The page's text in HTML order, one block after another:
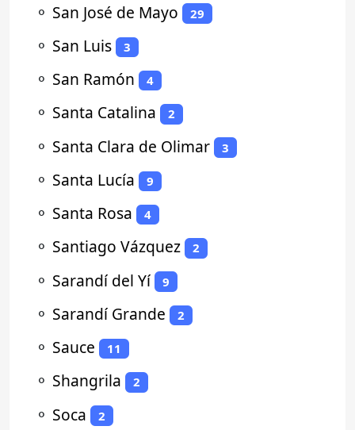
⚬ San José de Mayo 29
⚬ San Luis 3
⚬ San Ramón 4
⚬ Santa Catalina 2
⚬ Santa Clara de Olimar 3
⚬ Santa Lucía 9
⚬ Santa Rosa 4
⚬ Santiago Vázquez 2
⚬ Sarandí del Yí 9
⚬ Sarandí Grande 2
⚬ Sauce 11
⚬ Shangrila 2
⚬ Soca 2